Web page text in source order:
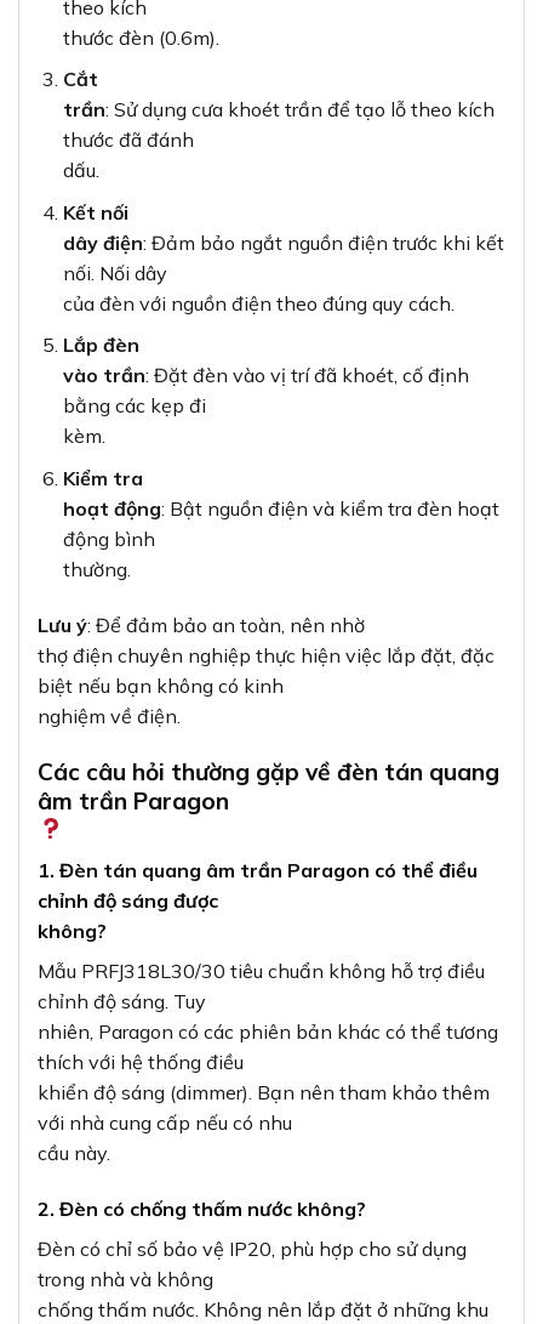
theo kích
thước đèn (0.6m).
Cắt
trần: Sử dụng cưa khoét trần để tạo lỗ theo kích
thước đã đánh
dấu.
Kết nối
dây điện: Đảm bảo ngắt nguồn điện trước khi kết
nối. Nối dây
của đèn với nguồn điện theo đúng quy cách.
Lắp đèn
vào trần: Đặt đèn vào vị trí đã khoét, cố định
bằng các kẹp đi
kèm.
Kiểm tra
hoạt động: Bật nguồn điện và kiểm tra đèn hoạt
động bình
thường.
Lưu ý: Để đảm bảo an toàn, nên nhờ
thợ điện chuyên nghiệp thực hiện việc lắp đặt, đặc
biệt nếu bạn không có kinh
nghiệm về điện.
Các câu hỏi thường gặp về đèn tán quang
âm trần Paragon
1. Đèn tán quang âm trần Paragon có thể điều
chỉnh độ sáng được
không?
Mẫu PRFJ318L30/30 tiêu chuẩn không hỗ trợ điều
chỉnh độ sáng. Tuy
nhiên, Paragon có các phiên bản khác có thể tương
thích với hệ thống điều
khiển độ sáng (dimmer). Bạn nên tham khảo thêm
với nhà cung cấp nếu có nhu
cầu này.
2. Đèn có chống thấm nước không?
Đèn có chỉ số bảo vệ IP20, phù hợp cho sử dụng
trong nhà và không
chống thấm nước. Không nên lắp đặt ở những khu